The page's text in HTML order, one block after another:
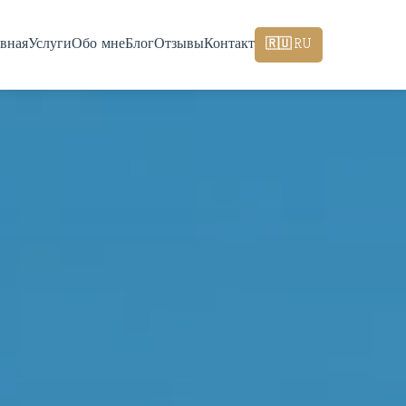
УслугиОбо мнеБлогОтзывыКонтакт 🇷🇺 RU